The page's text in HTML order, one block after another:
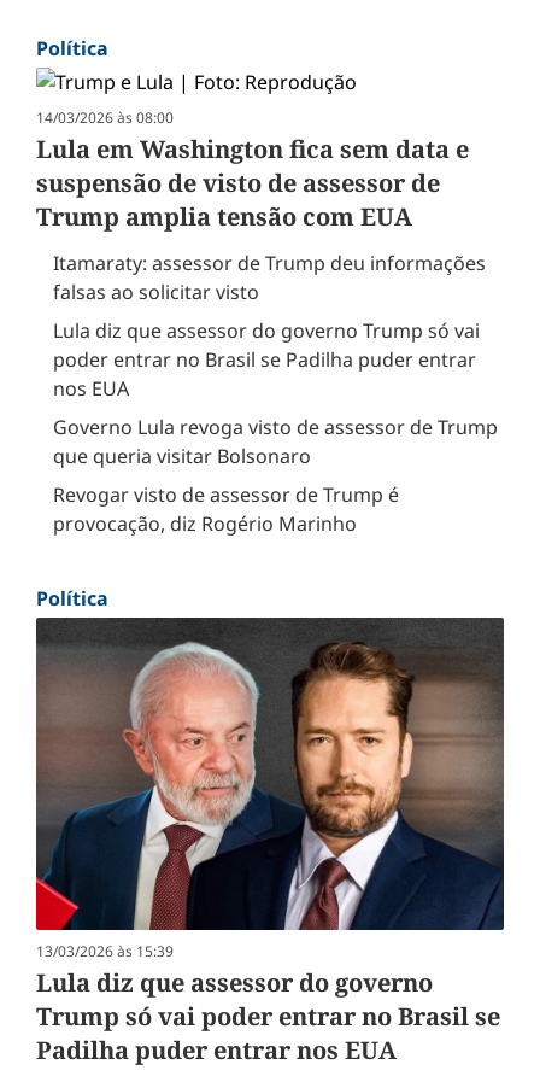
Política
14/03/2026 às 08:00
Lula em Washington fica sem data e
suspensão de visto de assessor de
Trump amplia tensão com EUA
Itamaraty: assessor de Trump deu informações
falsas ao solicitar visto
Lula diz que assessor do governo Trump só vai
poder entrar no Brasil se Padilha puder entrar
nos EUA
Governo Lula revoga visto de assessor de Trump
que queria visitar Bolsonaro
Revogar visto de assessor de Trump é
provocação, diz Rogério Marinho
Política
13/03/2026 às 15:39
Lula diz que assessor do governo
Trump só vai poder entrar no Brasil se
Padilha puder entrar nos EUA